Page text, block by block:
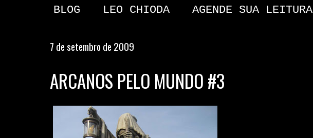
BLOG LEO CHIODA AGENDE SUA LEITURA
7 de setembro de 2009
ARCANOS PELO MUNDO #3